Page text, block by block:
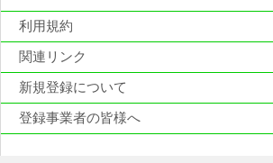
利用規約
関連リンク
新規登録について
登録事業者の皆様へ